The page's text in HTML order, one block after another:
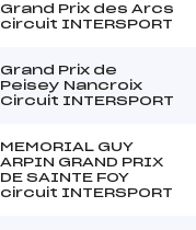
Grand Prix des Arcs
circuit INTERSPORT
Grand Prix de
Peisey Nancroix
Circuit INTERSPORT
MEMORIAL GUY
ARPIN GRAND PRIX
DE SAINTE FOY
circuit INTERSPORT